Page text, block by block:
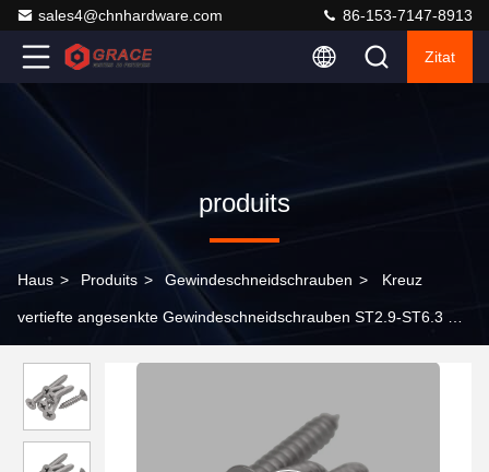
sales4@chnhardware.com 86-153-7147-8913
Zitat
produits
Haus > Produits > Gewindeschneidschrauben > Kreuz
vertiefte angesenkte Gewindeschneidschrauben ST2.9-ST6.3 A4